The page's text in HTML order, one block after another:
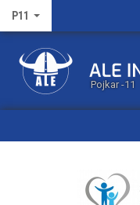
P11
Pojkar -11